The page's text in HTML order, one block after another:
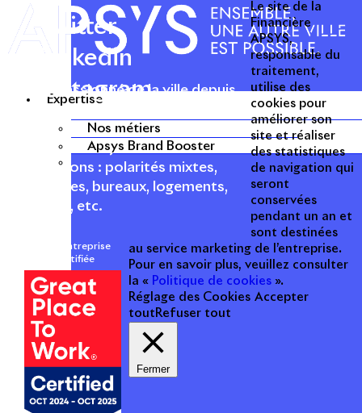
Expertise
Nos métiers
Apsys Brand Booster
Acteur passionné de la ville depuis
1996, Apsys conçoit, réalise, anime
et valorise des opérations urbaines
à forte valeur ajoutée dans toutes
les fonctions : polarités mixtes,
commerces, bureaux, logements,
hôtellerie, etc.
Une entreprise
certifiée
Twitter
Linkedin
Instagram
Le site de la
Financière
APSYS,
responsable du
traitement,
utilise des
cookies pour
améliorer son
site et réaliser
des statistiques
de navigation qui
seront
conservées
pendant un an et
sont destinées
au service marketing de l’entreprise.
Pour en savoir plus, veuillez consulter
la « Politique de cookies ».
Réglage des Cookies Accepter
tout Refuser tout
Fermer